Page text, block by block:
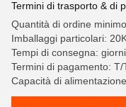
Termini di trasporto & di
Quantità di ordine
Imballaggi particolari:
Tempi di consegna:
Termini di pagamento: T/
Capacità di